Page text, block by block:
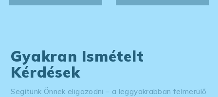
Gyakran Ismételt
Kérdések
Segítünk Önnek eligazodni – a leggyakrabban felmerülő